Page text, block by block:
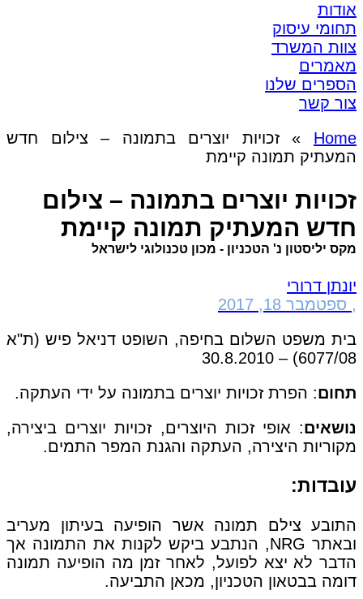
אודות
תחומי עיסוק
צוות המשרד
מאמרים
הספרים שלנו
צור קשר
Home
»זכויות יוצרים בתמונה – צילום חדש
המעתיק תמונה קיימת
זכויות יוצרים בתמונה – צילום
חדש המעתיק תמונה קיימת
מקס יליסטון נ' הטכניון - מכון טכנולוגי לישראל
יונתן דרורי
, ספטמבר 18, 2017
בית משפט השלום בחיפה, השופט דניאל פיש (ת"א
6077/08) – 30.8.2010
תחום: הפרת זכויות יוצרים בתמונה על ידי העתקה.
נושאים: אופי זכות היוצרים, זכויות יוצרים ביצירה,
מקוריות היצירה, העתקה והגנת המפר התמים.
עובדות:
התובע צילם תמונה אשר הופיעה בעיתון מעריב
ובאתר NRG, הנתבע ביקש לקנות את התמונה אך
הדבר לא יצא לפועל, לאחר זמן מה הופיעה תמונה
דומה בבטאון הטכניון, מכאן התביעה.